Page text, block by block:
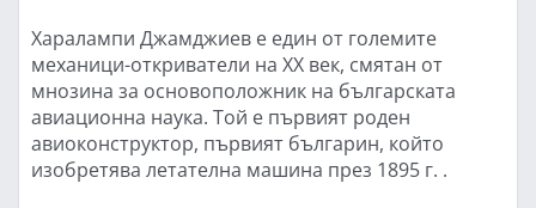
Харалампи Джамджиев е един от големите
механици-откриватели на XX век, смятан от
мнозина за основоположник на българската
авиационна наука. Той е първият роден
авиоконструктор, първият българин, който
изобретява летателна машина през 1895 г. .